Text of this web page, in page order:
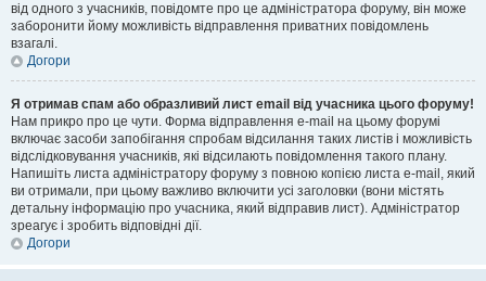
від одного з учасників, повідомте про це адміністратора форуму, він може
заборонити йому можливість відправлення приватних повідомлень
взагалі.
Догори
Я отримав спам або образливий лист email від учасника цього форуму!
Нам прикро про це чути. Форма відправлення e-mail на цьому форумі
включає засоби запобігання спробам відсилання таких листів і можливість
відслідковування учасників, які відсилають повідомлення такого плану.
Напишіть листа адміністратору форуму з повною копією листа e-mail, який
ви отримали, при цьому важливо включити усі заголовки (вони містять
детальну інформацію про учасника, який відправив лист). Адміністратор
зреагує і зробить відповідні дії.
Догори